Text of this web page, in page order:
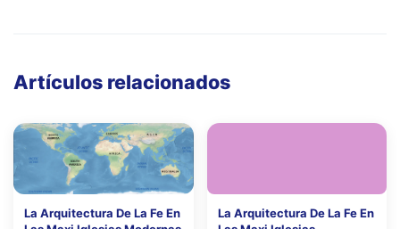
Artículos relacionados
La Arquitectura De La Fe En
La Arquitectura De La Fe En